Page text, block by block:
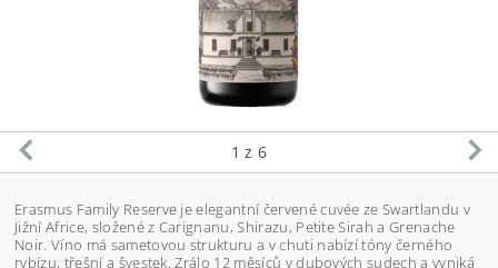
1 z 6
Erasmus Family Reserve je elegantní červené cuvée ze Swartlandu v
Jižní Africe, složené z Carignanu, Shirazu, Petite Sirah a Grenache
Noir. Víno má sametovou strukturu a v chuti nabízí tóny černého
rybízu, třešní a švestek. Zrálo 12 měsíců v dubových sudech a vyniká